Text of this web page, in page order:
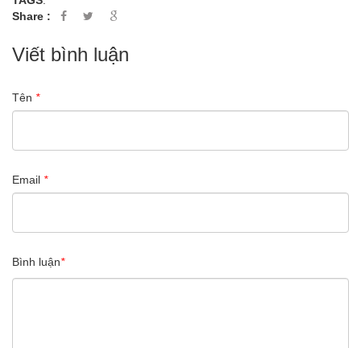
Share :
Viết bình luận
Tên *
Email *
Bình luận*